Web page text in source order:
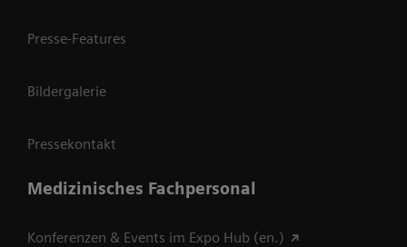
Presse-Features
Bildergalerie
Pressekontakt
Medizinisches Fachpersonal
Konferenzen & Events im Expo Hub (en.)